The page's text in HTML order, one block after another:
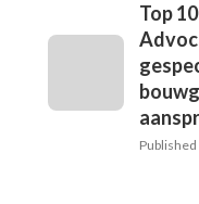
Top
Published